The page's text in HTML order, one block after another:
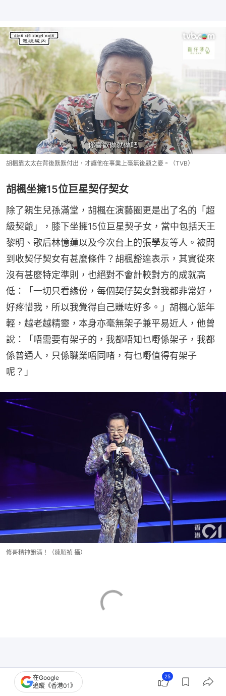
胡楓靠太太在背後默默付出，才讓他在事業上毫無後顧之憂。（TVB）
胡楓坐擁15位巨星契仔契女
除了親生兒孫滿堂，胡楓在演藝圈更是出了名的「超
級契爺」，膝下坐擁15位巨星契子女，當中包括天王
黎明、歌后林憶蓮以及今次台上的張學友等人。被問
到收契仔契女有甚麼條件？胡楓豁達表示，其實從來
沒有甚麼特定準則，也絕對不會計較對方的成就高
低：「一切只看緣份，每個契仔契女對我都非常好，
好疼惜我，所以我覺得自己賺咗好多。」胡楓心態年
輕，越老越精靈，本身亦毫無架子兼平易近人，他曾
說：「唔需要有架子的，我都唔知乜嘢係架子，我都
係普通人，只係職業唔同啫，有乜嘢值得有架子
呢？」
修哥精神飽滿！（陳順禎 攝）
在Google
追蹤《香港01》
25